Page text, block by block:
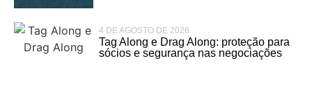
4 DE AGOSTO DE 2026
Tag Along e Drag Along: proteção para
sócios e segurança nas negociações